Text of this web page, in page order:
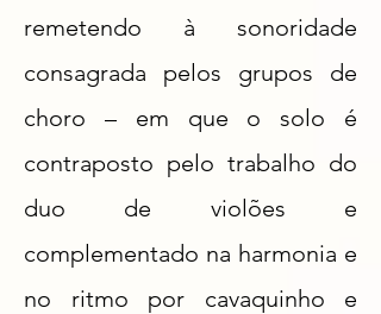
remetendo à sonoridade
consagrada pelos grupos de
choro – em que o solo é
contraposto pelo trabalho do
duo de violões e
complementado na harmonia e
no ritmo por cavaquinho e